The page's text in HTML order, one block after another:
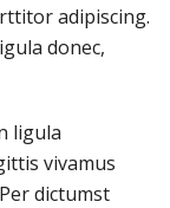
adipiscing.
donec,
ligula
vivamus
dictumst